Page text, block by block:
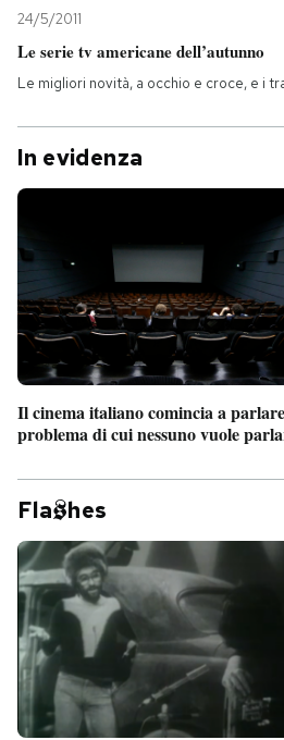
24/5/2011
Le serie tv americane dell’autunno
Le migliori novità, a occhio e croce, e i
In evidenza
Il cinema italiano comincia a
problema di cui nessuno vuole
Fla hes